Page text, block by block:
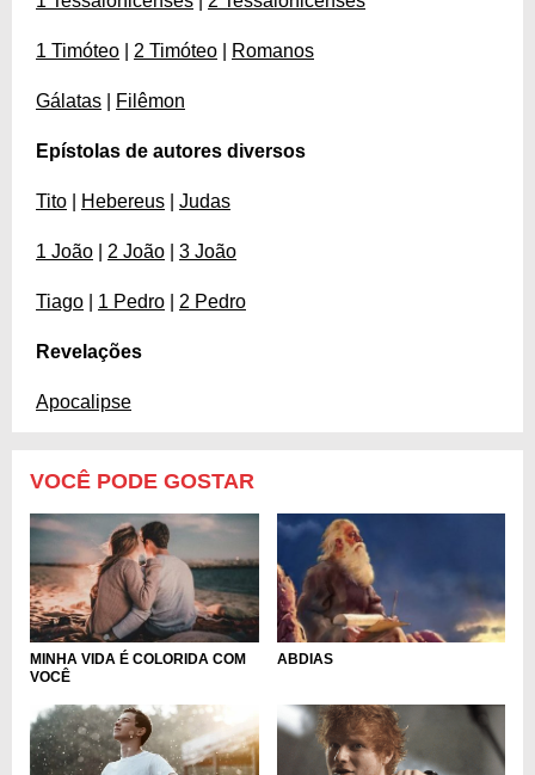
1 Timóteo 2 Timóteo Romanos
Gálatas Filêmon
Epístolas de autores diversos
Tito Hebereus Judas
1 João 2 João 3 João
Tiago 1 Pedro 2 Pedro
Revelações
Apocalipse
VOCÊ PODE GOSTAR
MINHA VIDA É COLORIDA COM
VOCÊ
ABDIAS